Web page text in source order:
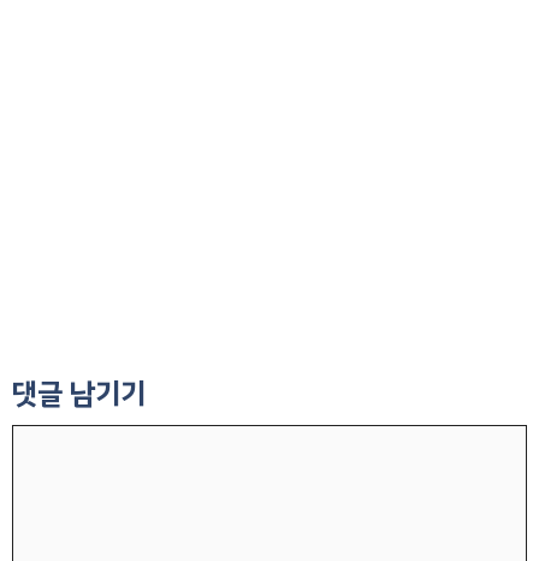
댓글 남기기